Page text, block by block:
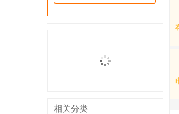
相关分类